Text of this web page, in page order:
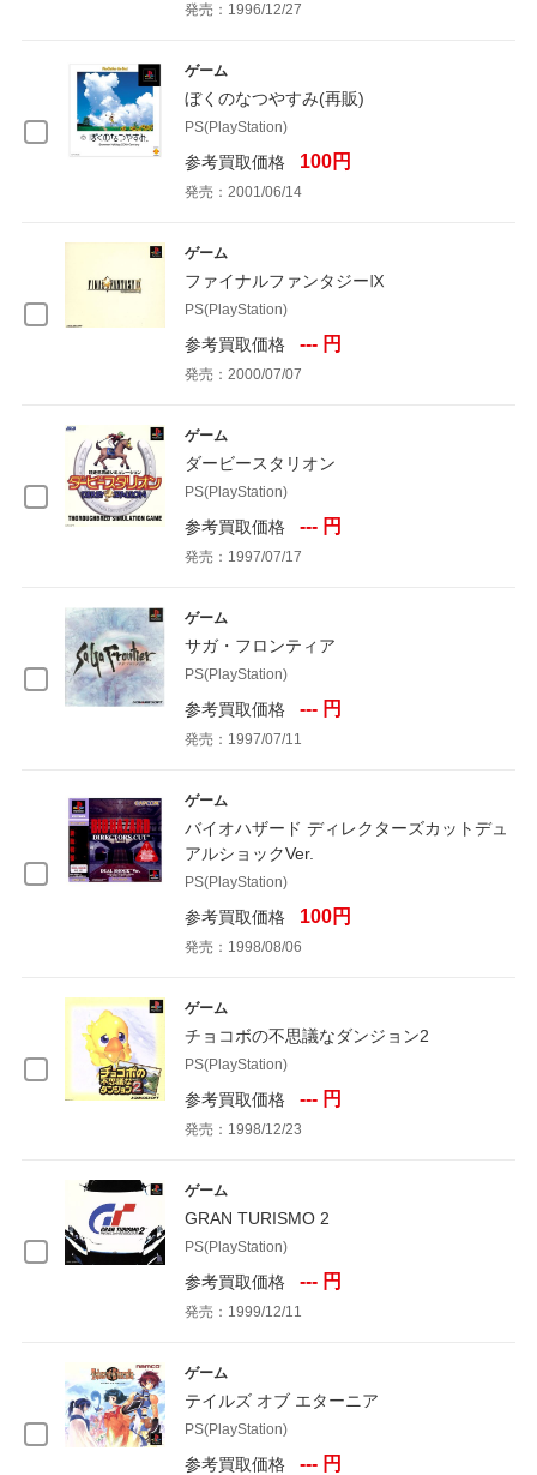
発売：1996/12/27
ゲーム
ぼくのなつやすみ(再販)
PS(PlayStation)
参考買取価格 100円
発売：2001/06/14
ゲーム
ファイナルファンタジーⅨ
PS(PlayStation)
参考買取価格 --- 円
発売：2000/07/07
ゲーム
ダービースタリオン
PS(PlayStation)
参考買取価格 --- 円
発売：1997/07/17
ゲーム
サガ・フロンティア
PS(PlayStation)
参考買取価格 --- 円
発売：1997/07/11
ゲーム
バイオハザード ディレクターズカットデュ
アルショックVer.
PS(PlayStation)
参考買取価格 100円
発売：1998/08/06
ゲーム
チョコボの不思議なダンジョン2
PS(PlayStation)
参考買取価格 --- 円
発売：1998/12/23
ゲーム
GRAN TURISMO 2
PS(PlayStation)
参考買取価格 --- 円
発売：1999/12/11
ゲーム
テイルズ オブ エターニア
PS(PlayStation)
参考買取価格 --- 円